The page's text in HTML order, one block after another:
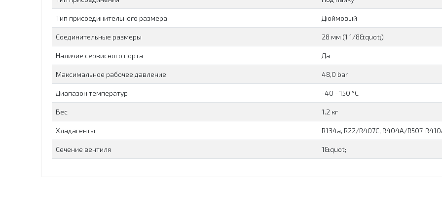
Тип присоединительного размера Дюймовый
Соединительные размеры 28 мм (1 1/8&quot;)
Наличие сервисного порта Да
Максимальное рабочее давление 48,0 bar
Диапазон температур -40 - 150 °C
Вес 1.2 кг
Хладагенты R134a, R22/R407C, R404A/R507,
Сечение вентиля 1&quot;